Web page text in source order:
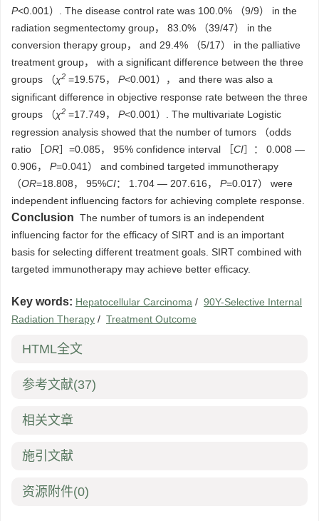
P<0.001）. The disease control rate was 100.0% （9/9） in the
radiation segmentectomy group， 83.0% （39/47） in the
conversion therapy group， and 29.4% （5/17） in the palliative
treatment group， with a significant difference between the three
groups （χ2 =19.575， P<0.001）， and there was also a
significant difference in objective response rate between the three
groups （χ2 =17.749， P<0.001）. The multivariate Logistic
regression analysis showed that the number of tumors （odds
ratio ［ OR］=0.085， 95% confidence interval ［ CI］： 0.008 —
0.906， P=0.041） and combined targeted immunotherapy
（OR=18.808， 95%CI： 1.704 — 207.616， P=0.017） were
independent influencing factors for achieving complete response.
Conclusion The number of tumors is an independent
influencing factor for the efficacy of SIRT and is an important
basis for selecting different treatment goals. SIRT combined with
targeted immunotherapy may achieve better efficacy.
Key words: Hepatocellular Carcinoma / 90Y-Selective Internal
Radiation Therapy / Treatment Outcome
HTML全文
参考文献(37)
相关文章
施引文献
资源附件(0)